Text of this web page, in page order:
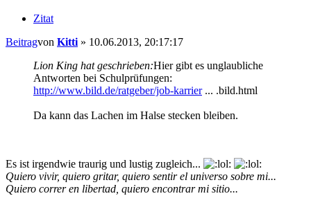
Zitat
Beitragvon Kitti » 10.06.2013, 20:17:17
Lion King hat geschrieben:Hier gibt es unglaubliche
Antworten bei Schulprüfungen:
http://www.bild.de/ratgeber/job-karrier... .bild.html
Da kann das Lachen im Halse stecken bleiben.
Es ist irgendwie traurig und lustig zugleich...
Quiero vivir, quiero gritar, quiero sentir el universo sobre mi...
Quiero correr en libertad, quiero encontrar mi sitio...